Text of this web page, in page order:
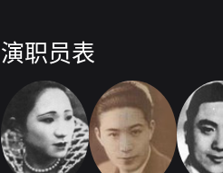
演职员表